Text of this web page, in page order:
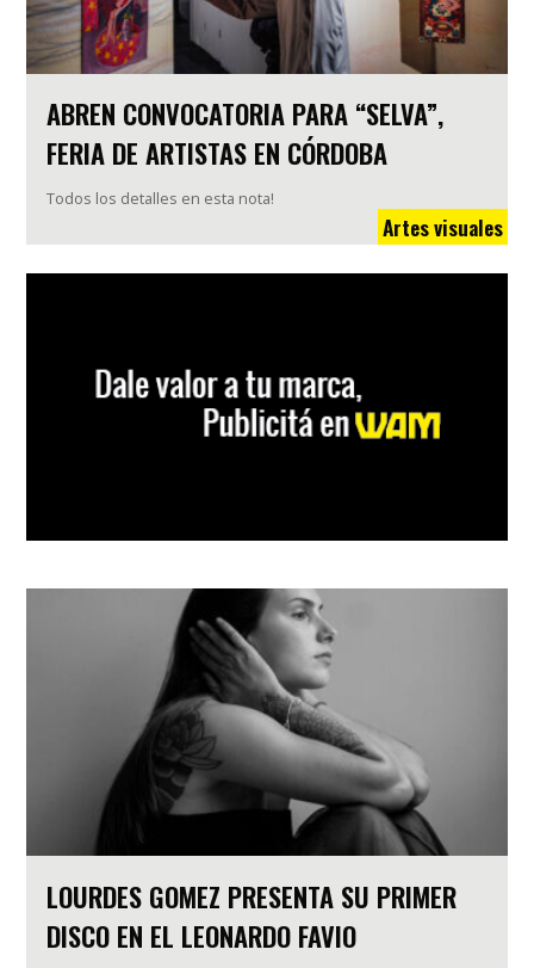
ABREN CONVOCATORIA PARA “SELVA”,
FERIA DE ARTISTAS EN CÓRDOBA
Todos los detalles en esta nota!
Artes visuales
LOURDES GOMEZ PRESENTA SU PRIMER
DISCO EN EL LEONARDO FAVIO